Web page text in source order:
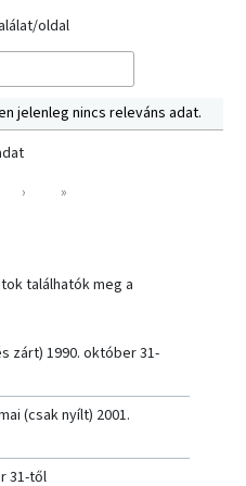
oldal
jelenleg nincs releváns adat.
› »
találhatók meg a
zárt) 1990. október 31-
(csak nyílt) 2001.
31-től